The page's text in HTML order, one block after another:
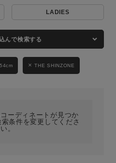
LADIES
んで検索する
THE SHINZONE
ーディネートが見つか
条件を変更してくださ
い。